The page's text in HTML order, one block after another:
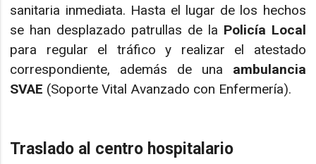
sanitaria inmediata. Hasta el lugar de los hechos
se han desplazado patrullas de la Policía Local
para regular el tráfico y realizar el atestado
correspondiente, además de una ambulancia
SVAE (Soporte Vital Avanzado con Enfermería).
Traslado al centro hospitalario